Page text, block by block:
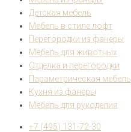
Детская мебель
Мебель в стиле лофт
Перегородки из фанеры
Мебель для животных
Отделка и перегородки
Параметрическая мебель
Кухня из фанеры
Мебель для рукоделия
+7 (495) 131-72-30